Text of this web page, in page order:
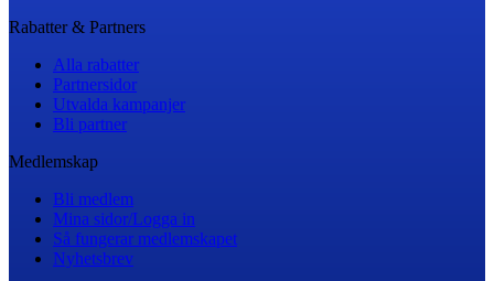
Rabatter & Partners
Alla rabatter
Partnersidor
Utvalda kampanjer
Bli partner
Medlemskap
Bli medlem
Mina sidor/Logga in
Så fungerar medlemskapet
Nyhetsbrev